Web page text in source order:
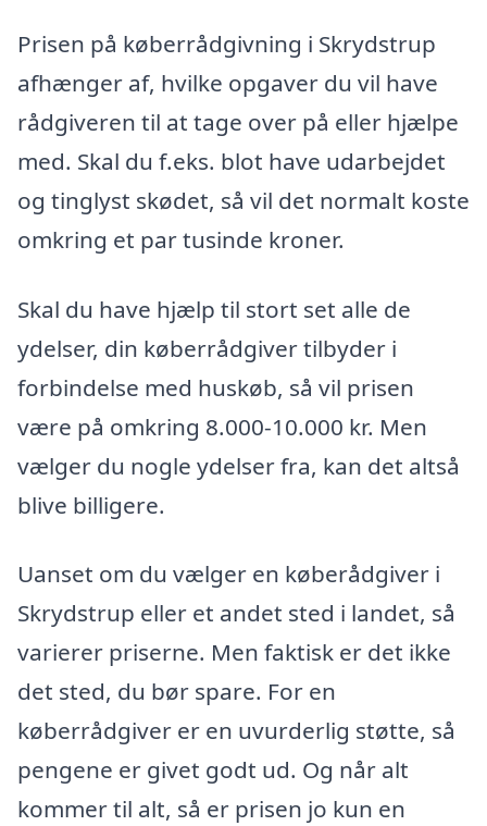
Prisen på køberrådgivning i Skrydstrup
afhænger af, hvilke opgaver du vil have
rådgiveren til at tage over på eller hjælpe
med. Skal du f.eks. blot have udarbejdet
og tinglyst skødet, så vil det normalt koste
omkring et par tusinde kroner.
Skal du have hjælp til stort set alle de
ydelser, din køberrådgiver tilbyder i
forbindelse med huskøb, så vil prisen
være på omkring 8.000-10.000 kr. Men
vælger du nogle ydelser fra, kan det altså
blive billigere.
Uanset om du vælger en køberådgiver i
Skrydstrup eller et andet sted i landet, så
varierer priserne. Men faktisk er det ikke
det sted, du bør spare. For en
køberrådgiver er en uvurderlig støtte, så
pengene er givet godt ud. Og når alt
kommer til alt, så er prisen jo kun en